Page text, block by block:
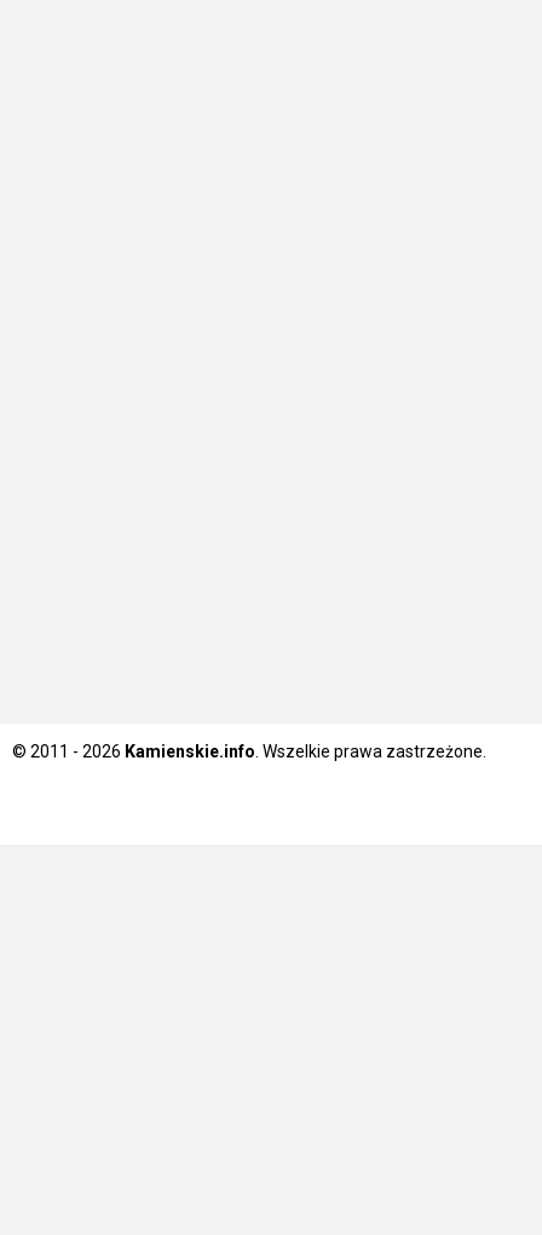
© 2011 - 2026 Kamienskie.info . Wszelkie prawa zastrzeżone.